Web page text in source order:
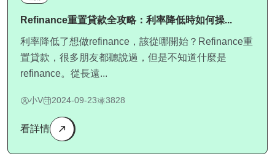
Refinance重置貸款全攻略：利率降低時如何操...
利率降低了想做refinance，該從哪開始？Refinance重
置貸款，很多朋友都聽說過，但是不知道什麼是
refinance。從長遠...
小V 2024-09-23 3828
看詳情